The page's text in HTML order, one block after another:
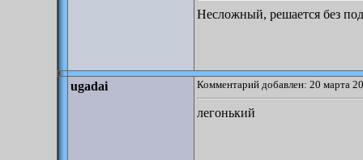
Несложный, решается без
ugadai Комментарий добавлен: 20 марта
легонький